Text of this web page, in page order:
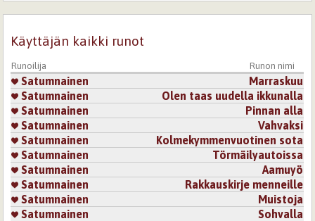
Käyttäjän kaikki runot
Runoilija Runon nimi
Satumnainen
Marraskuu
Satumnainen
Olen taas uudella ikkunalla
Satumnainen
Pinnan alla
Satumnainen
Vahvaksi
Satumnainen
Kolmekymmenvuotinen sota
Satumnainen
Törmäilyautoissa
Satumnainen
Aamuyö
Satumnainen
Rakkauskirje menneille
Satumnainen
Muistoja
Satumnainen
Sohvalla